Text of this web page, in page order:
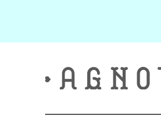
Agnotis Blog